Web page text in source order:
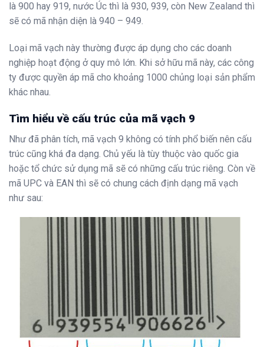
là 900 hay 919, nước Úc thì là 930, 939, còn New Zealand thì
sẽ có mã nhận diện là 940 – 949.
Loại mã vạch này thường được áp dụng cho các doanh
nghiệp hoạt động ở quy mô lớn. Khi sở hữu mã này, các công
ty được quyền áp mã cho khoảng 1000 chủng loại sản phẩm
khác nhau.
Tìm hiểu về cấu trúc của mã vạch 9
Như đã phân tích, mã vạch 9 không có tính phổ biến nên cấu
trúc cũng khá đa dạng. Chủ yếu là tùy thuộc vào quốc gia
hoặc tổ chức sử dụng mã sẽ có những cấu trúc riêng. Còn về
mã UPC và EAN thì sẽ có chung cách định dạng mã vạch
như sau: